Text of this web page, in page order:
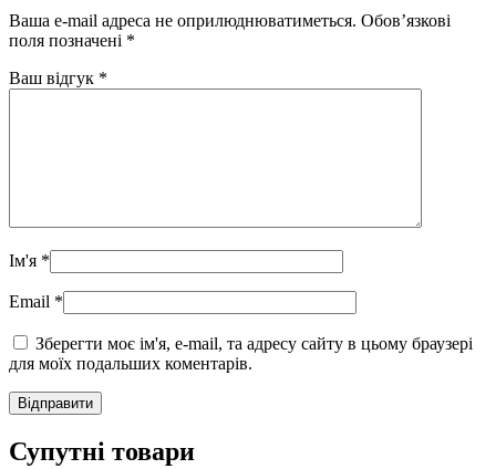
Ваша e-mail адреса не оприлюднюватиметься. Обов’язкові
поля позначені *
Ваш відгук *
Ім'я *
Email *
Зберегти моє ім'я, e-mail, та адресу сайту в цьому браузері
для моїх подальших коментарів.
Супутні товари